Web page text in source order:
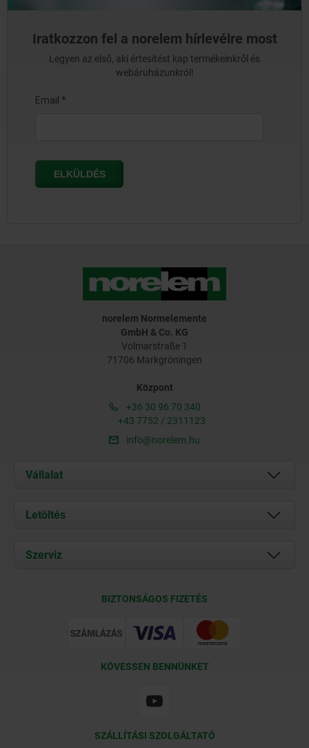
Iratkozzon fel a norelem hírlevélre most
Legyen az első, aki értesítést kap termékeinkről és
webáruházunkról!
norelem Normelemente
GmbH & Co. KG
Volmarstraße 1
71706 Markgröningen
Központ
+36 30 96 70 340
+43 7752 / 2311123
info@norelem.hu
Vállalat
Rólunk
Kapcsolat
Letöltés
Documents
Szerviz
BIZTONSÁGOS FIZETÉS
KÖVESSEN BENNÜNKET
SZÁLLÍTÁSI SZOLGÁLTATÓ